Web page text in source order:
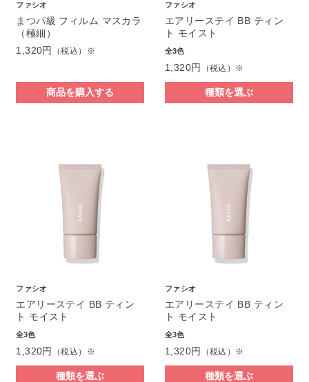
ファシオ
まつパ級 フィルム マスカラ
（極細）
1,320円
（税込）※
商品を購入する
ファシオ
エアリーステイ BB ティン
ト モイスト
全3色
1,320円 （税込）※
種類を選ぶ
ファシオ
エアリーステイ BB ティン
ト モイスト
全3色
1,320円 （税込）※
種類を選ぶ
ファシオ
エアリーステイ BB ティン
ト モイスト
全3色
1,320円 （税込）※
種類を選ぶ